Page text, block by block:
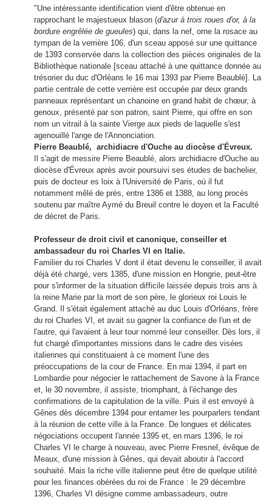
"Une intéressante identification vient d'être obtenue en
rapprochant le majestueux blason (d'azur à trois roues d'or, à la
bordure engrêlée de gueules) qui, dans la nef, orne la rosace au
tympan de la verrière 106, d'un sceau apposé sur une quittance
de 1393 conservée dans la collection des pièces originales de la
Bibliothèque nationale [sceau attaché à une quittance donnée au
trésorier du duc d'Orléans le 16 mai 1393 par Pierre Beaublé] . La
partie centrale de cette verrière est occupée par deux grands
panneaux représentant un chanoine en grand habit de chœur, à
genoux, présenté par son patron, saint Pierre, qui offre en son
nom un vitrail à la sainte Vierge aux pieds de laquelle s'est
agenouillé l'ange de l'Annonciation.
Pierre Beaublé, archidiacre d'Ouche au diocèse d'Évreux.
Il s'agit de messire Pierre Beaublé, alors archidiacre d'Ouche au
diocèse d'Évreux après avoir poursuivi ses études de bachelier,
puis de docteur es loix à l'Université de Paris, où il fut
notamment mêlé de près, entre 1386 et 1388, au long procès
soutenu par maître Aymé du Breuil contre le doyen et la Faculté
de décret de Paris.
Professeur de droit civil et canonique, conseiller et
ambassadeur du roi Charles VI en Italie.
Familier du roi Charles V dont il était devenu le conseiller, il avait
déjà été chargé, vers 1385, d'une mission en Hongrie, peut-être
pour s'informer de la situation difficile laissée depuis trois ans à
la reine Marie par la mort de son père, le glorieux roi Louis le
Grand. Il s'était également attaché au duc Louis d'Orléans, frère
du roi Charles VI, et avait su gagner la confiance de l'un et de
l'autre, qui l'avaient à leur tour nommé leur conseiller. Dès lors, il
fut chargé d'importantes missions dans le cadre des visées
italiennes qui constituaient à ce moment l'une des
préoccupations de la cour de France. En mai 1394, il part en
Lombardie pour négocier le rattachement de Savone à la France
et, le 30 novembre, il assiste, triomphant, à l'échange des
confirmations de la capitulation de la ville. Puis il est envoyé à
Gênes dès décembre 1394 pour entamer les pourparlers tendant
à la réunion de cette ville à la France. De longues et délicates
négociations occupent l'année 1395 et, en mars 1396, le roi
Charles VI le charge à nouveau, avec Pierre Fresnel, évêque de
Meaux, d'une mission à Gênes, qui devait aboutir à l'accord
souhaité. Mais la riche ville italienne peut être de quelque utilité
pour les finances obérées du roi de France : le 29 décembre
1396, Charles VI désigne comme ambassadeurs, outre